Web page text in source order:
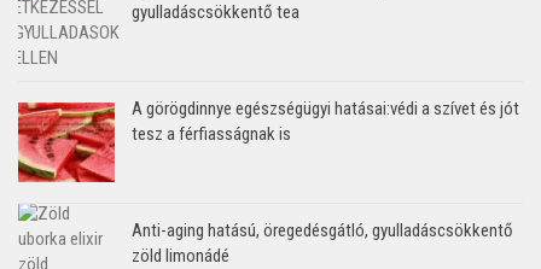
gyulladáscsökkentő tea
A görögdinnye egészségügyi hatásai:védi a szívet és jót
tesz a férfiasságnak is
Anti-aging hatású, öregedésgátló, gyulladáscsökkentő
zöld limonádé